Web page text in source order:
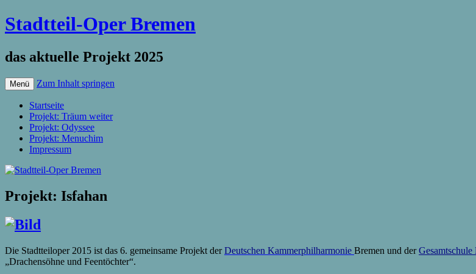
Stadtteil-Oper Bremen
das aktuelle Projekt 2025
Menü Zum Inhalt springen
Startseite
Projekt: Träum weiter
Projekt: Odyssee
Projekt: Menuchim
Impressum
Projekt: Isfahan
Die Stadtteiloper 2015 ist das 6. gemeinsame Projekt derDeutschen Kammerphilharmonie Bremen und derGesamtschule
„Drachensöhne und Feentöchter“.